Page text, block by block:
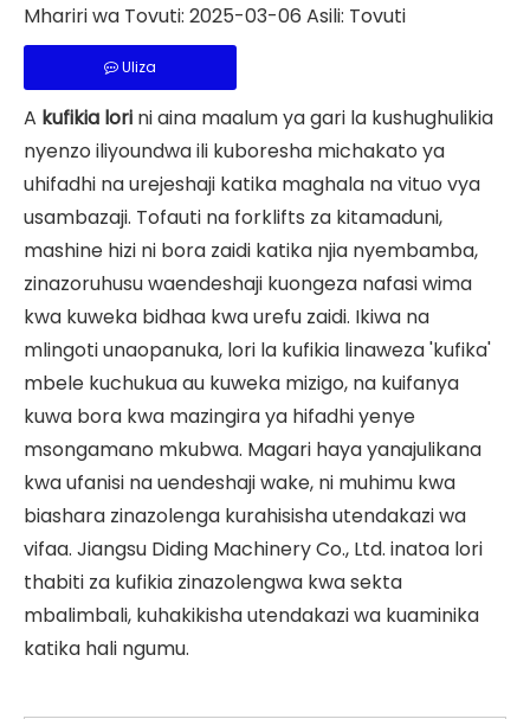
Mhariri wa Tovuti: 2025-03-06 Asili: Tovuti
Uliza
A kufikia lori ni aina maalum ya gari la kushughulikia
nyenzo iliyoundwa ili kuboresha michakato ya
uhifadhi na urejeshaji katika maghala na vituo vya
usambazaji. Tofauti na forklifts za kitamaduni,
mashine hizi ni bora zaidi katika njia nyembamba,
zinazoruhusu waendeshaji kuongeza nafasi wima
kwa kuweka bidhaa kwa urefu zaidi. Ikiwa na
mlingoti unaopanuka, lori la kufikia linaweza 'kufika'
mbele kuchukua au kuweka mizigo, na kuifanya
kuwa bora kwa mazingira ya hifadhi yenye
msongamano mkubwa. Magari haya yanajulikana
kwa ufanisi na uendeshaji wake, ni muhimu kwa
biashara zinazolenga kurahisisha utendakazi wa
vifaa. Jiangsu Diding Machinery Co., Ltd. inatoa lori
thabiti za kufikia zinazolengwa kwa sekta
mbalimbali, kuhakikisha utendakazi wa kuaminika
katika hali ngumu.